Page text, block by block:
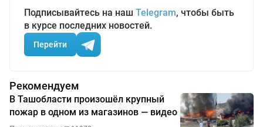
Подписывайтесь на наш Telegram, чтобы быть
в курсе последних новостей.
Перейти
Рекомендуем
В Ташобласти произошёл крупный
пожар в одном из магазинов — видео